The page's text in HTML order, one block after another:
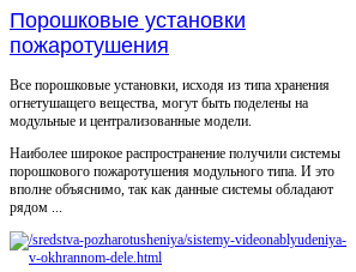
Порошковые установки
пожаротушения
Все порошковые установки, исходя из типа хранения
огнетушащего вещества, могут быть поделены на
модульные и централизованные модели.
Наиболее широкое распространение получили системы
порошкового пожаротушения модульного типа. И это
вполне объяснимо, так как данные системы обладают
рядом ...